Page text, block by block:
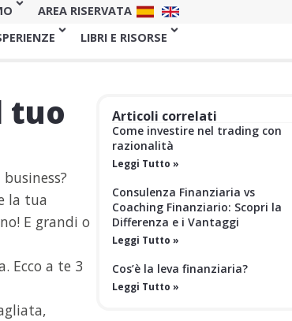
AREA RISERVATA
LIBRI E RISORSE
tuo
la tua
E grandi o
Ecco a te 3
Articoli correlati
Come investire nel trading con
razionalità
Leggi Tutto »
Consulenza Finanziaria vs
Coaching Finanziario: Scopri la
Differenza e i Vantaggi
Leggi Tutto »
Cos’è la leva finanziaria?
Leggi Tutto »